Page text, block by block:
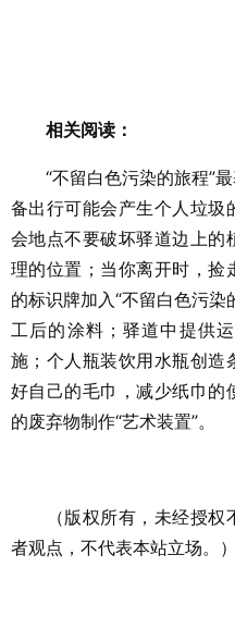
相关阅读：
“不留白色污染的旅程”最
备出行可能会产生个人垃圾
会地点不要破坏驿道边上的
理的位置；当你离开时，捡
的标识牌加入“不留白色污
工后的涂料；驿道中提供
施；个人瓶装饮用水瓶创造
好自己的毛巾，减少纸巾的
的废弃物制作“艺术装置”。
（版权所有，未经授权
者观点，不代表本站立场。）